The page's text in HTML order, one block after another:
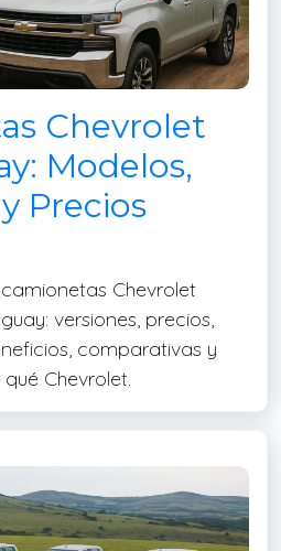
Chevrolet
Modelos,
Precios
Chevrolet
versiones, precios,
comparativas y
Chevrolet.